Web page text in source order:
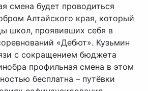
смена будет проводиться
Алтайского края, который
школ, проявивших себя в
«Дебют». Кузьмин
с сокращением бюджета
профильная смена в этом
бесплатна – путёвки